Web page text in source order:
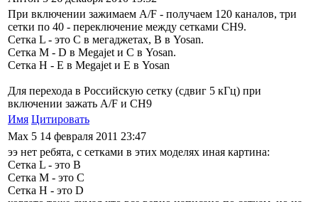
При включении зажимаем A/F - получаем 120 каналов, три
сетки по 40 - переключение между сетками СН9.
Сетка L - это С в мегаджетах, B в Yosan.
Сетка M - D в Megajet и С в Yosan.
Сетка H - E в Megajet и E в Yosan
Для перехода в Российскую сетку (сдвиг 5 кГц) при
включении зажать A/F и CH9
Имя Цитировать
Max 5 14 февраля 2011 23:47
ээ нет ребята, с сетками в этих моделях иная картина:
Сетка L - это В
Сетка M - это С
Сетка H - это D